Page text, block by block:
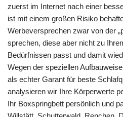
zuerst im Internet nach einer
ist mit einem großen Risiko
Werbeversprechen zwar von der
sprechen, diese aber nicht zu
Bedürfnissen passt und damit
Wegen der speziellen
als echter Garant für beste
analysieren wir Ihre Körperwerte
Ihr Boxspringbett persönlich und